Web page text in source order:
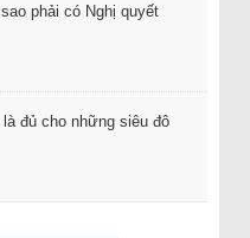
phải có Nghị quyết
đủ cho những siêu đô